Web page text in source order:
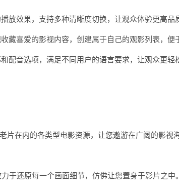
放效果，支持多种清晰度切换，让观众体验更高品
藏喜爱的影视内容，创建属于自己的观影列表，便
配音选项，满足不同用户的语言要求，让观众更轻
片在内的各类型电影资源，让您遨游在广阔的影视海
于还原每一个画面细节，仿佛让您置身于影片之中。